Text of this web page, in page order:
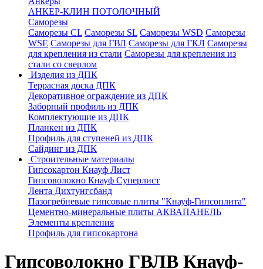
АНКЕР-КЛИН ПОТОЛОЧНЫЙ
Саморезы
Саморезы CL Саморезы SL Саморезы WSD Саморезы
WSE Саморезы для ГВЛ Саморезы для ГКЛ Саморезы
для крепления из стали Саморезы для крепления из
стали со сверлом
Изделия из ДПК
Террасная доска ДПК
Декоративное ограждение из ДПК
Заборный профиль из ДПК
Комплектующие из ДПК
Планкен из ДПК
Профиль для ступеней из ДПК
Сайдинг из ДПК
Строительные материалы
Гипсокартон Кнауф Лист
Гипсоволокно Кнауф Суперлист
Лента Дихтунгсбанд
Пазогребневые гипсовые плиты "Кнауф-Гипсоплита"
Цементно-минеральные плиты АКВАПАНЕЛЬ
Элементы крепления
Профиль для гипсокартона
Гипсоволокно ГВЛВ Кнауф-